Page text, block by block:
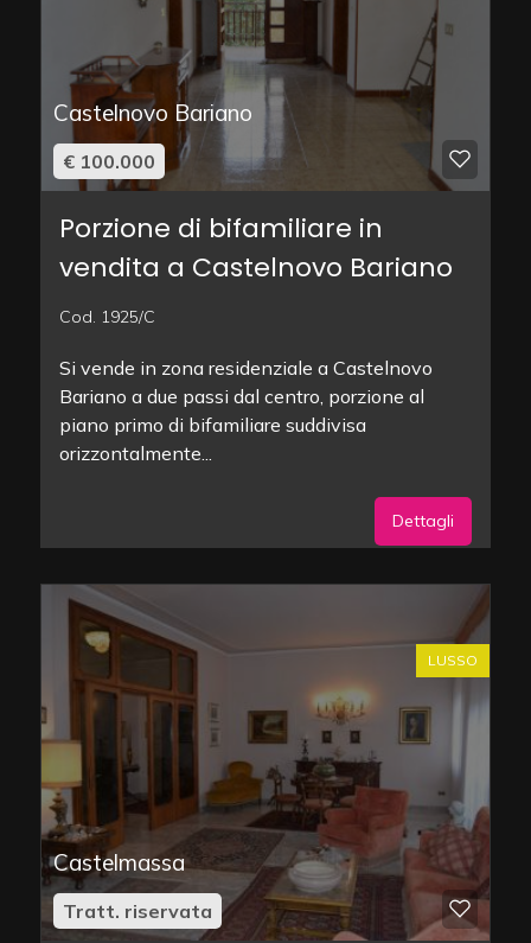
Castelnovo Bariano
€ 100.000
Porzione di bifamiliare in
vendita a Castelnovo Bariano
Cod. 1925/C
Si vende in zona residenziale a Castelnovo
Bariano a due passi dal centro, porzione al
piano primo di bifamiliare suddivisa
orizzontalmente...
Dettagli
LUSSO
Castelmassa
Tratt. riservata